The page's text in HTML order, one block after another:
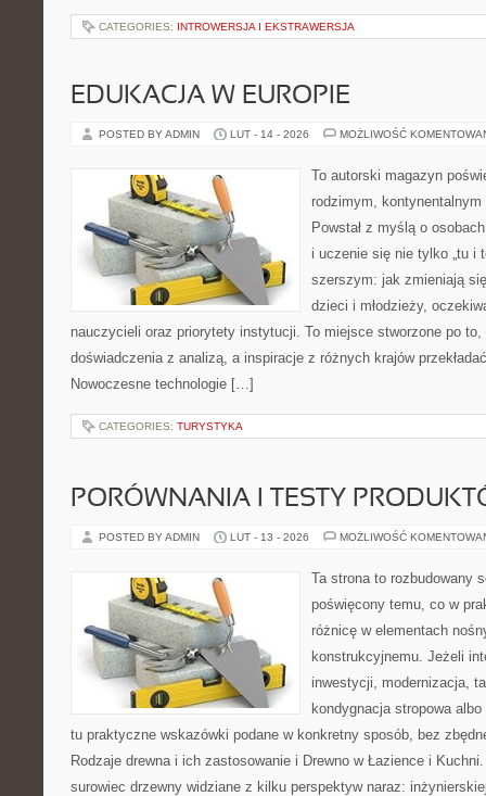
CATEGORIES: INTROWERSJA I EKSTRAWERSJA
EDUKACJA W EUROPIE
POSTED BY ADMIN LUT - 14 - 2026 MOŻLIWOŚĆ
To autorski magazyn
rodzimym,
Powstał z myślą o
i uczenie się nie tylko „tu i
szerszym: jak zmieniają
dzieci i młodzieży,
nauczycieli oraz priorytety instytucji. To miejsce stworzone po to,
doświadczenia z analizą, a inspiracje z różnych krajów
Nowoczesne technologie […]
CATEGORIES: TURYSTYKA
PORÓWNANIA I TESTY
POSTED BY ADMIN LUT - 13 - 2026 MOŻLIWOŚĆ
Ta strona to rozbudowany
poświęcony temu, co w
różnicę w elementach
konstrukcyjnemu. Jeżeli
inwestycji, modernizacja,
kondygnacja stropowa
tu praktyczne wskazówki podane w konkretny sposób, bez
Rodzaje drewna i ich zastosowanie i Drewno w Łazience i
surowiec drzewny widziane z kilku perspektyw naraz: